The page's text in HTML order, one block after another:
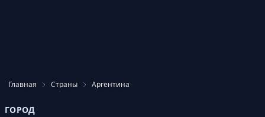
Главная Страны Аргентина
ГОРОД